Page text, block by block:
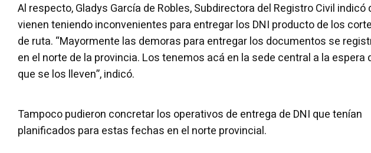
Al respecto, Gladys García de Robles, Subdirectora del Registro Civil indicó
vienen teniendo inconvenientes para entregar los DNI producto de los
de ruta. “Mayormente las demoras para entregar los documentos se
en el norte de la provincia. Los tenemos acá en la sede central a la espera
que se los lleven”, indicó.
Tampoco pudieron concretar los operativos de entrega de DNI que tenían
planificados para estas fechas en el norte provincial.